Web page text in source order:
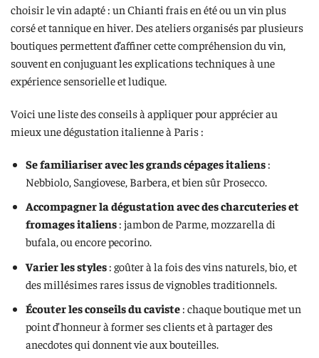
choisir le vin adapté : un Chianti frais en été ou un vin plus
corsé et tannique en hiver. Des ateliers organisés par plusieurs
boutiques permettent d’affiner cette compréhension du vin,
souvent en conjuguant les explications techniques à une
expérience sensorielle et ludique.
Voici une liste des conseils à appliquer pour apprécier au
mieux une dégustation italienne à Paris :
Se familiariser avec les grands cépages italiens:
Nebbiolo, Sangiovese, Barbera, et bien sûr Prosecco.
Accompagner la dégustation avec des charcuteries et
fromages italiens: jambon de Parme, mozzarella di
bufala, ou encore pecorino.
Varier les styles: goûter à la fois des vins naturels, bio, et
des millésimes rares issus de vignobles traditionnels.
Écouter les conseils du caviste: chaque boutique met un
point d’honneur à former ses clients et à partager des
anecdotes qui donnent vie aux bouteilles.